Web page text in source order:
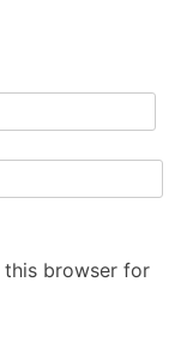
this browser for